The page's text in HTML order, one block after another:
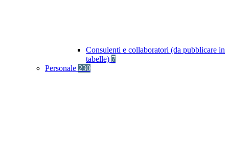
Consulenti e collaboratori (da pubblicare in
tabelle) 7
Personale 230